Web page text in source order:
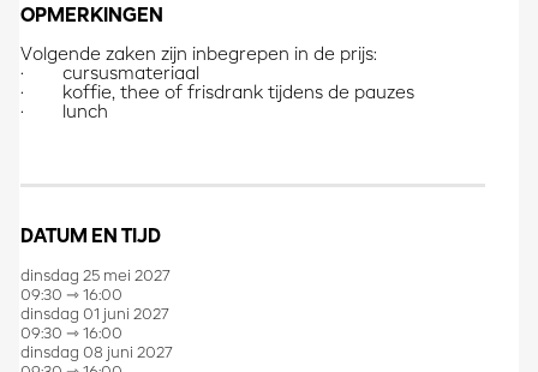
OPMERKINGEN
Volgende zaken zijn inbegrepen in de prijs:
· cursusmateriaal
· koffie, thee of frisdrank tijdens de pauzes
· lunch
DATUM EN TIJD
dinsdag 25 mei 2027
09:30 ⇾ 16:00
dinsdag 01 juni 2027
09:30 ⇾ 16:00
dinsdag 08 juni 2027